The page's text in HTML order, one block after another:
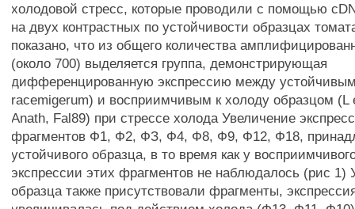
холодовой стресс, которые проводили с помощью
на двух контрастных по устойчивости образцах
показано, что из общего количества
(около 700) выделяется группа, демонстрирующая
дифференцированную экспрессию между
racemigerum) и восприимчивым к холоду образцом (L
Anath, Fal89) при стрессе холода Увеличение
фрагментов Ф1, Ф2, ФЗ, Ф4, Ф8, Ф9, Ф12, Ф18,
устойчивого образца, в то время как у
экспрессии этих фрагментов не наблюдалось (рис 1)
образца также присутствовали фрагменты,